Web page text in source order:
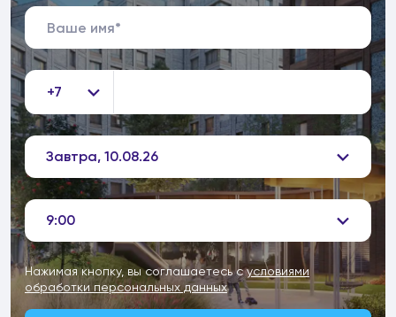
+7
Завтра, 10.08.26
9:00
Нажимая кнопку, вы соглашаетесь сусловиями
обработки персональных данных